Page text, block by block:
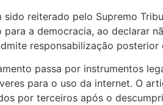
sido reiterado pelo Supremo
para a democracia, ao declarar
responsabilização
passa por instrumentos
para o uso da internet. O
por terceiros após o